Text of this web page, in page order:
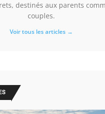
destinés aux parents
couples.
Voir tous les articles →